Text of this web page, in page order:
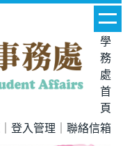
學
務
處
首
頁
登入管理 聯絡信箱